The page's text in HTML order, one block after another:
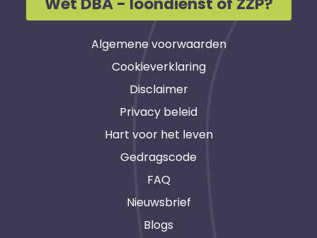
Algemene voorwaarden
Cookieverklaring
Disclaimer
Privacy beleid
Hart voor het leven
Gedragscode
FAQ
Nieuwsbrief
Blogs